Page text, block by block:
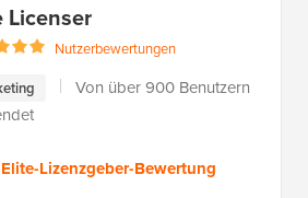
Licenser
Nutzerbewertungen
Von über 900 Benutzern
Lizenzgeber-Bewertung